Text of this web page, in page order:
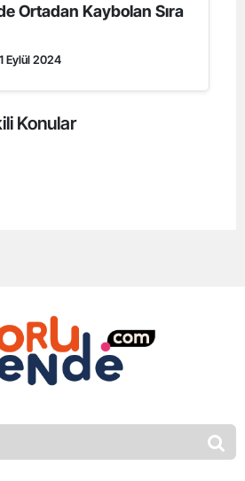
Ortadan Kaybolan Sıra
Eylül 2024
Konular